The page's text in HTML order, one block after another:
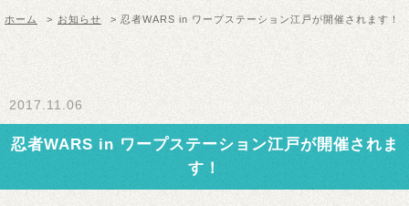
ホーム > お知らせ > 忍者WARS in ワープステーション江戸が開催されます！
2017.11.06
忍者WARS in ワープステーション江戸が開催されま
す！